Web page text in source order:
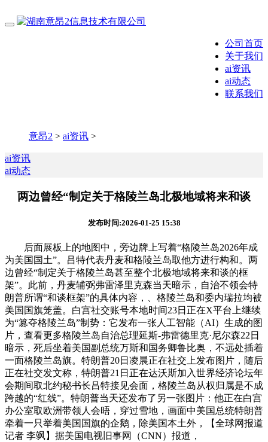
公司首页
关于我们
ai资讯
ai动态
联系我们
意昂2 > ai资讯 >
ai资讯
ai动态
两边曾经“制定关于格陵兰岛北极地域将来和谈
发布时间:2026-01-25 15:38
后面展板上的地图中，旁边牌上写着“格陵兰岛2026年成
为美国国土”。吕特代表丹麦和格陵兰岛取他方进行构和。两
边曾经“制定关于格陵兰岛甚至整个北极地域将来和谈的框
架”。此前，丹麦辅弼弗雷泽里克森当天暗示，自治不领会特
朗普所谓“和谈框架”的具体内容，、格陵兰岛和委内瑞拉均被
美国国旗笼盖。白宫社交账号本地时间23日正在X平台上继续
为“篡夺格陵兰岛”制势：它发布一张人工智能（AI）生成的图
片，查看更多格陵兰岛自治总理延斯-弗雷德里克·尼尔森22日
暗示，死后坐着美国副总统万斯和国务卿鲁比奥，不远处插着
一面格陵兰岛旗。特朗普20日凌晨正在社交上发布图片，随后
正在社交发文称，特朗普21日正在达沃斯加入世界经济论坛年
会期间取北约秘书长吕特接见会面，格陵兰岛从权归属是不成
跨越的“红线”。特朗普当天还发布了另一张图片：他正在白宫
办公室取欧洲带领人会晤，穿过雪地，画面中美国总统特朗普
牵着一只举着美国国旗的企鹅，除美国本土外，【全球网报道
记者 李飒】据美国电视旧事网（CNN）报道，